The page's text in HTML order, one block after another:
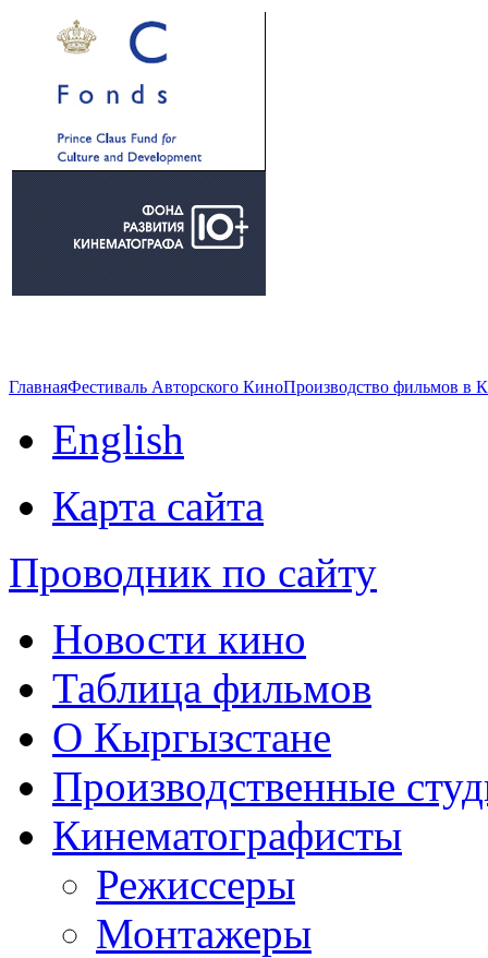
ГлавнаяФестиваль Авторского КиноПроизводство фильмов в
English
Карта сайта
Проводник по сайту
Новости кино
Таблица фильмов
О Кыргызстане
Производственные
Кинематографисты
Режиссеры
Монтажеры